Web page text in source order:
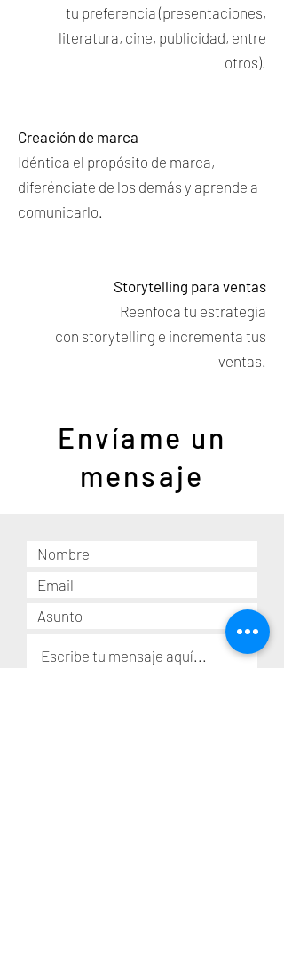
tu preferencia (presentaciones,
literatura, cine, publicidad, entre
otros).
Creación de marca
Idéntica el propósito de marca,
diferénciate de los demás y aprende a
comunicarlo.
Storytelling para ventas
Reenfoca tu estrategia
con storytelling e incrementa tus
ventas.
Envíame un
mensaje